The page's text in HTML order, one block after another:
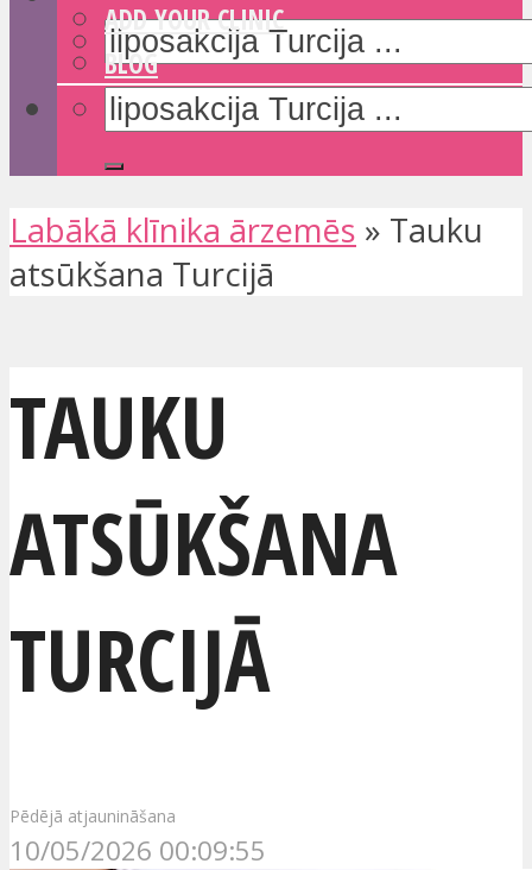
ADD YOUR CLINIC
BLOG
Labākā klīnika ārzemēs » Tauku
atsūkšana Turcijā
TAUKU
ATSŪKŠANA
TURCIJĀ
Pēdējā atjaunināšana
10/05/2026 00:09:55